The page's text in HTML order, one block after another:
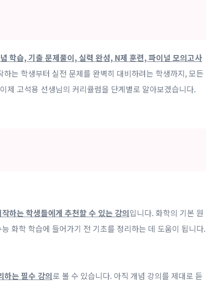
학습, 기출 문제풀이, 실력 완성, N제 훈련, 파이널 모의고사
는 학생부터 실전 문제를 완벽히 대비하려는 학생까지, 모든
제 고석용 선생님의 커리큘럼을 단계별로 알아보겠습니다.
하는 학생들에게 추천할 수 있는 강의입니다. 화학의 기본 원
화학 학습에 들어가기 전 기초를 정리하는 데 도움이 됩니다.
하는 필수 강의로 볼 수 있습니다. 아직 개념 강의를 제대로 듣